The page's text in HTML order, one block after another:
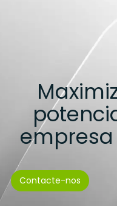
Contacte-nos